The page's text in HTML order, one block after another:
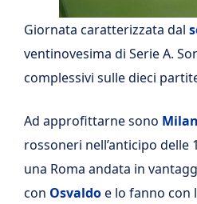
Giornata caratterizzata dal
ventinovesima di Serie A.
complessivi sulle dieci
Ad approfittarne sono
rossoneri nell’anticipo
una Roma andata in
con Osvaldoe lo fanno con